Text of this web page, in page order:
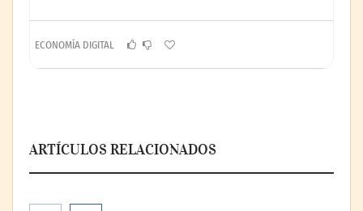
ECONOMÍA DIGITAL
ARTÍCULOS RELACIONADOS